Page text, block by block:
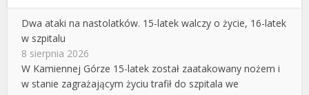
Dwa ataki na nastolatków. 15-latek walczy o życie, 16-latek
w szpitalu
8 sierpnia 2026
W Kamiennej Górze 15-latek został zaatakowany nożem i
w stanie zagrażającym życiu trafił do szpitala we